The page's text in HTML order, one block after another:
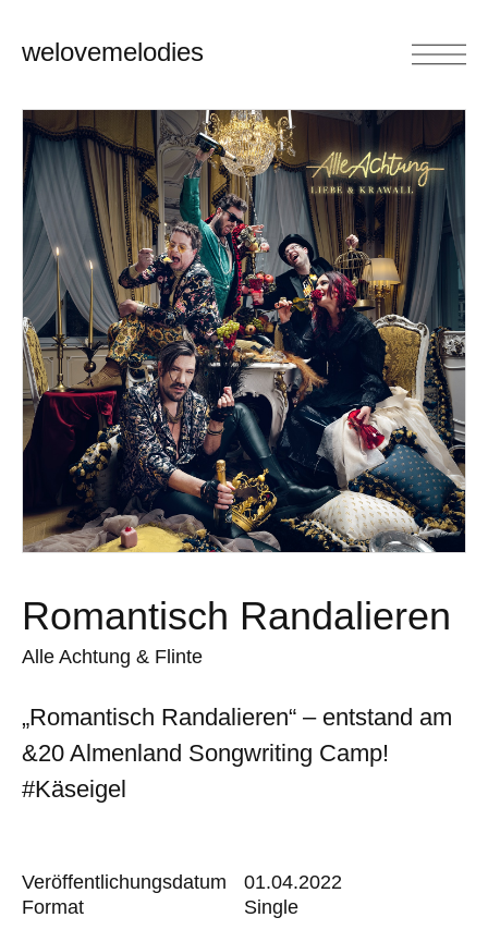
welovemelodies
Romantisch Randalieren
Alle Achtung & Flinte
„Romantisch Randalieren“ – entstand am
&20 Almenland Songwriting Camp!
#Käseigel
Veröffentlichungsdatum
Format
01.04.2022
Single